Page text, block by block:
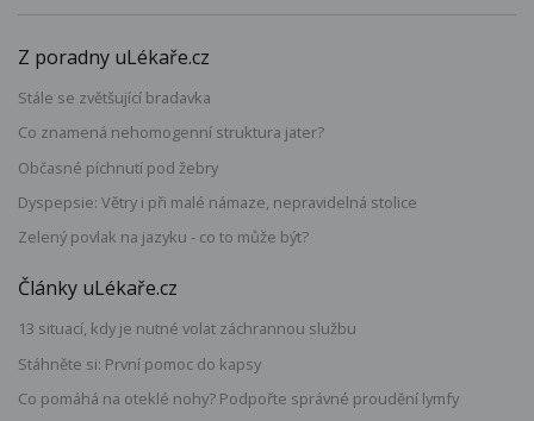
Z poradny uLékaře.cz
Stále se zvětšující bradavka
Co znamená nehomogenní struktura jater?
Občasné píchnutí pod žebry
Dyspepsie: Větry i při malé námaze, nepravidelná stolice
Zelený povlak na jazyku - co to může být?
Články uLékaře.cz
13 situací, kdy je nutné volat záchrannou službu
Stáhněte si: První pomoc do kapsy
Co pomáhá na oteklé nohy? Podpořte správné proudění lymfy